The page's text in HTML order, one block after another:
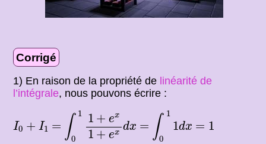
Corrigé
1) En raison de la propriété de linéarité de
l’intégrale, nous pouvons écrire :
I0 + I1
I0 +I 1 =
= ∫ 1
0
1 + ex
1 + ex dx
011 + 1+
=
= ∫ 1
0
1dx
011
= 1
1